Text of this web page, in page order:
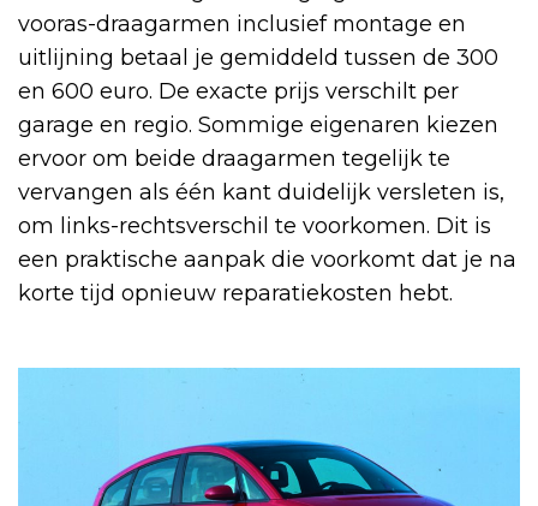
vooras-draagarmen inclusief montage en
uitlijning betaal je gemiddeld tussen de 300
en 600 euro. De exacte prijs verschilt per
garage en regio. Sommige eigenaren kiezen
ervoor om beide draagarmen tegelijk te
vervangen als één kant duidelijk versleten is,
om links-rechtsverschil te voorkomen. Dit is
een praktische aanpak die voorkomt dat je na
korte tijd opnieuw reparatiekosten hebt.